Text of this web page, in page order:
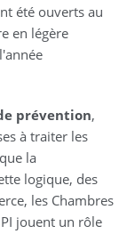
été ouverts au
en légère
prévention,
à traiter les
la
logique, des
les Chambres
jouent un rôle